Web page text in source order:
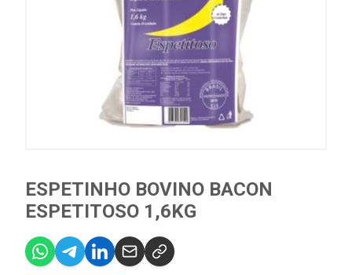
ESPETINHO BOVINO BACON
ESPETITOSO 1,6KG